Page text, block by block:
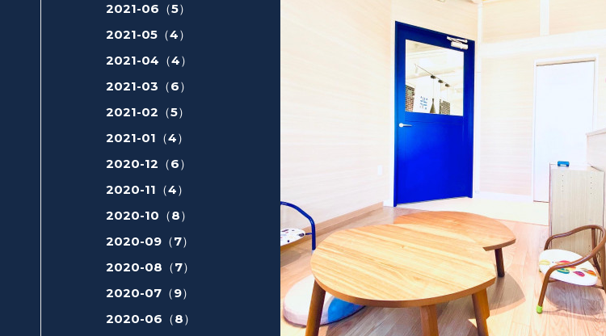
2021-06（5）
2021-05（4）
2021-04（4）
2021-03（6）
2021-02（5）
2021-01（4）
2020-12（6）
2020-11（4）
2020-10（8）
2020-09（7）
2020-08（7）
2020-07（9）
2020-06（8）